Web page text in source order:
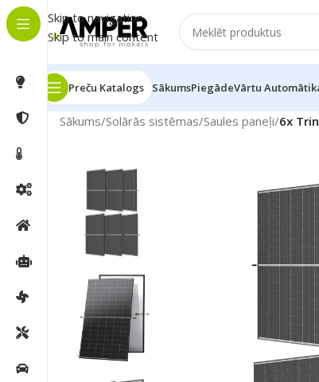
Skip to navigation
Skip to main content
Preču Katalogs SākumsPiegādeVārtu
Sākums/Solārās sistēmas/Saules paneļi/6x